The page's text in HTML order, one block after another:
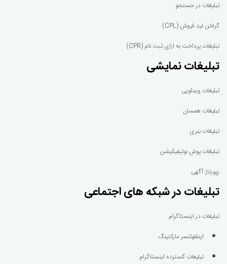
تبلیغات در جستجو
گرفتن لید فروش (CPL)
تبلیغات پرداخت به ازای ثبت نام (CPR)
تبلیغات نمایشی
تبلیغات ویدئویی
تبلیغات همسان
تبلیغات بنری
تبلیغات پوش نوتیفیکیشن
رپورتاژ آگهی
تبلیغات در شبکه های اجتماعی
تبلیغات در اینستاگرام
اینفلوئنسر مارکتینگ
تبلیغات گسترده اینستاگرام